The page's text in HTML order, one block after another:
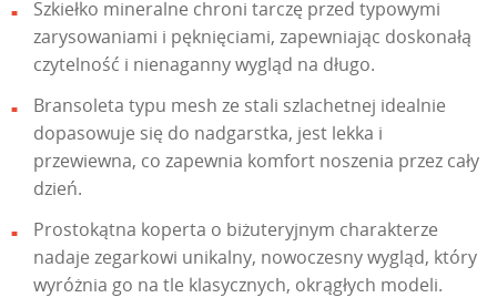
Szkiełko mineralne chroni tarczę przed typowymi
zarysowaniami i pęknięciami, zapewniając doskonałą
czytelność i nienaganny wygląd na długo.
Bransoleta typu mesh ze stali szlachetnej idealnie
dopasowuje się do nadgarstka, jest lekka i
przewiewna, co zapewnia komfort noszenia przez cały
dzień.
Prostokątna koperta o biżuteryjnym charakterze
nadaje zegarkowi unikalny, nowoczesny wygląd, który
wyróżnia go na tle klasycznych, okrągłych modeli.